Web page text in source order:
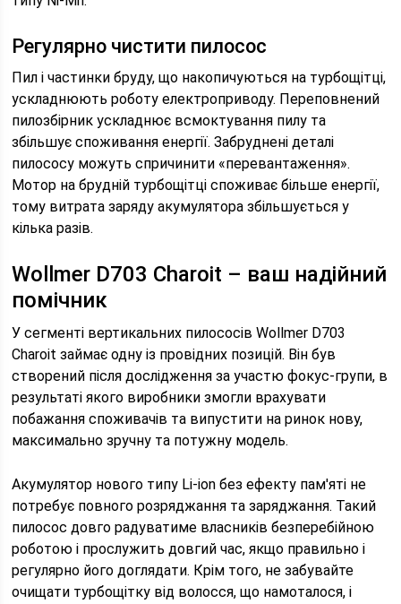
Регулярно чистити пилосос
Пил і частинки бруду, що накопичуються на турбощітці,
ускладнюють роботу електроприводу. Переповнений
пилозбірник ускладнює всмоктування пилу та
збільшує споживання енергії. Забруднені деталі
пилососу можуть спричинити «перевантаження».
Мотор на брудній турбощітці споживає більше енергії,
тому витрата заряду акумулятора збільшується у
кілька разів.
Wollmer D703 Charoit – ваш надійний
помічник
У сегменті вертикальних пилососів Wollmer D703
Charoit займає одну із провідних позицій. Він був
створений після дослідження за участю фокус-групи, в
результаті якого виробники змогли врахувати
побажання споживачів та випустити на ринок нову,
максимально зручну та потужну модель.
Акумулятор нового типу Li-ion без ефекту пам'яті не
потребує повного розряджання та заряджання. Такий
пилосос довго радуватиме власників безперебійною
роботою і прослужить довгий час, якщо правильно і
регулярно його доглядати. Крім того, не забувайте
очищати турбощітку від волосся, що намоталося, і